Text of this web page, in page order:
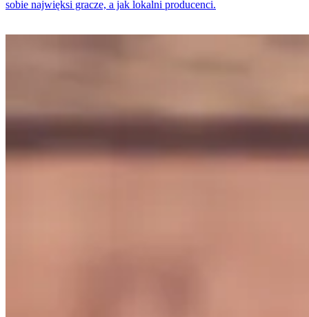
sobie najwięksi gracze, a jak lokalni producenci.